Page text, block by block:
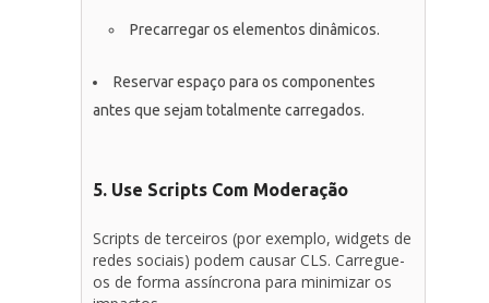
Precarregar os elementos dinâmicos.
Reservar espaço para os componentes
antes que sejam totalmente carregados.
5. Use Scripts Com Moderação
Scripts de terceiros (por exemplo, widgets de
redes sociais) podem causar CLS. Carregue-
os de forma assíncrona para minimizar os